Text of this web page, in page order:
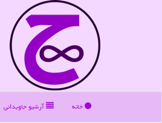
خانه آرشیو جاویدانی